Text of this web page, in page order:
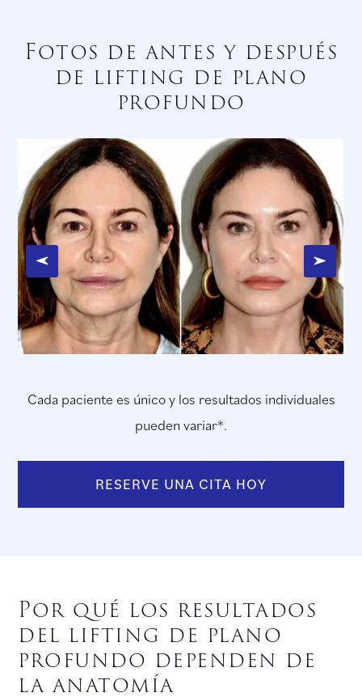
Fotos de antes y después
de lifting de plano
profundo
Cada paciente es único y los resultados individuales
pueden variar*.
RESERVE UNA CITA HOY
Por qué los resultados
del lifting de plano
profundo dependen de
la anatomía